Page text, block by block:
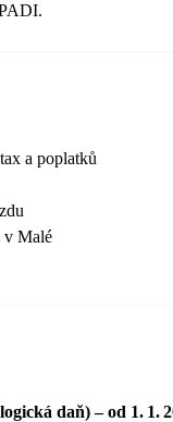
a poplatků
v Malé
daň) – od 1. 1.